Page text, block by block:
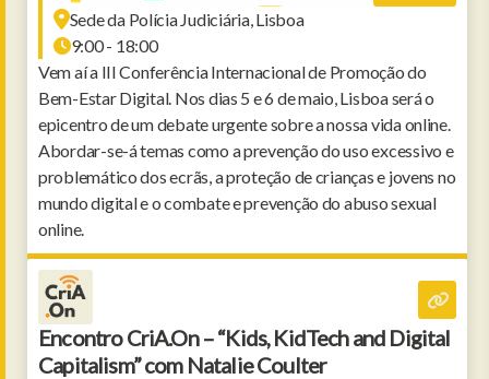
Sede da Polícia Judiciária, Lisboa
9:00 - 18:00
Vem aí a III Conferência Internacional de Promoção do
Bem-Estar Digital. Nos dias 5 e 6 de maio, Lisboa será o
epicentro de um debate urgente sobre a nossa vida online.
Abordar-se-á temas como a prevenção do uso excessivo e
problemático dos ecrãs, a proteção de crianças e jovens no
mundo digital e o combate e prevenção do abuso sexual
online.
Encontro CriA.On – “Kids, KidTech and Digital
Capitalism” com Natalie Coulter